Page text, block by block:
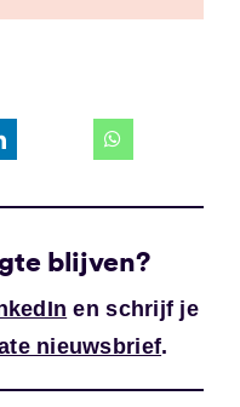
blijven?
en schrijf je
nieuwsbrief.